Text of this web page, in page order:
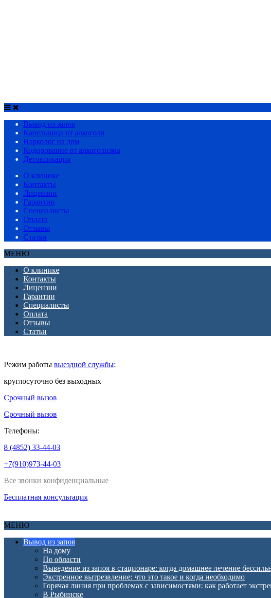
Вывод из запоя
Капельница от алкоголя
Нарколог на дом
Кодирование от алкоголизма
Детоксикация
О клинике
Контакты
Лицензии
Гарантии
Специалисты
Оплата
Отзывы
Статьи
МЕНЮ
О клинике
Контакты
Лицензии
Гарантии
Специалисты
Оплата
Отзывы
Статьи
Режим работы выездной службы:
круглосуточно без выходных
Срочный вызов
Срочный вызов
Телефоны:
8 (4852) 33-44-03
+7(910)973-44-03
Все звонки конфиденциальные
Бесплатная консультация
МЕНЮ
Вывод из запоя
На дому
По области
Выведение из запоя в стационаре: когда домашнее лечение
Экстренное вытрезвление: что это такое и когда необходимо
Горячая линия при проблемах с зависимостями: как работает
В Рыбинске